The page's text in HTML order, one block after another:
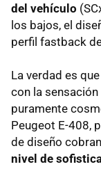
del vehículo
los bajos, el
perfil fastback
La verdad es
con la
puramente
Peugeot E-408,
de diseño
nivel de